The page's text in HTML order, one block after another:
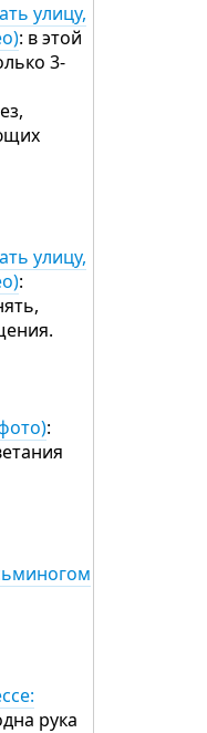
улицу,
: в этой
3-
улицу,
:
:
рука